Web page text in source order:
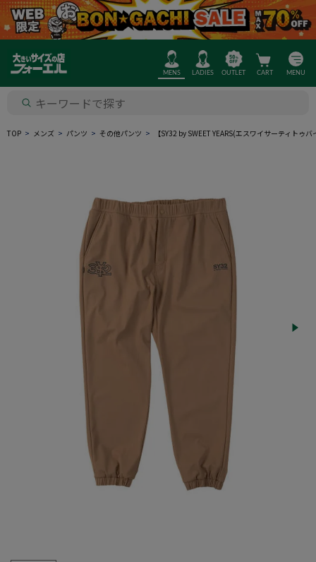
MENS LADIES OUTLET CART MENU
TOP メンズ パンツ その他パンツ 【SY32 by SWEET YEARS(エスワイサーティト